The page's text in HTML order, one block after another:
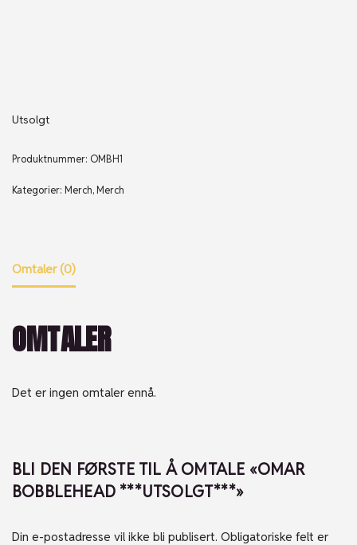
Utsolgt
Produktnummer: OMBH1
Kategorier: Merch, Merch
Omtaler (0)
OMTALER
Det er ingen omtaler ennå.
BLI DEN FØRSTE TIL Å OMTALE «OMAR
BOBBLEHEAD ***UTSOLGT***»
Din e-postadresse vil ikke bli publisert. Obligatoriske felt er